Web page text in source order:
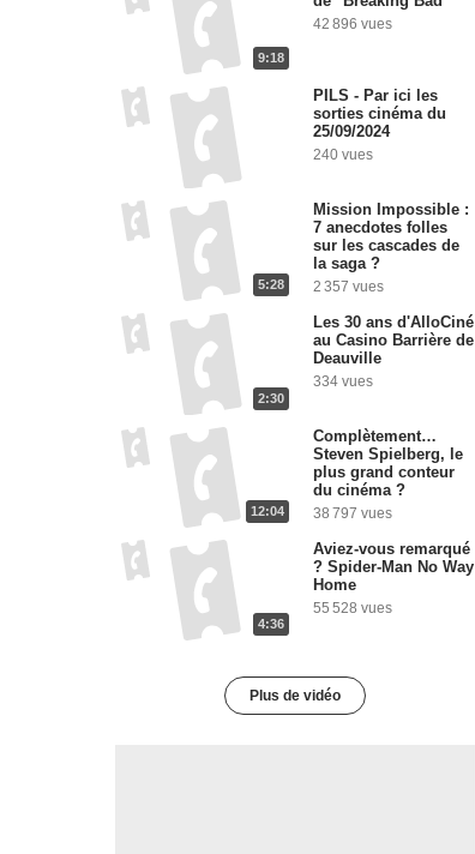
9:18
42 896 vues
PILS - Par ici les
sorties cinéma du
25/09/2024
240 vues
5:28
Mission Impossible :
7 anecdotes folles
sur les cascades de
la saga ?
2 357 vues
2:30
Les 30 ans d'AlloCiné
au Casino Barrière de
Deauville
334 vues
12:04
Complètement…
Steven Spielberg, le
plus grand conteur
du cinéma ?
38 797 vues
4:36
Aviez-vous remarqué
? Spider-Man No Way
Home
55 528 vues
Plus de vidéo